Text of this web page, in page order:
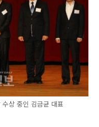
상 중인 김금균 대표